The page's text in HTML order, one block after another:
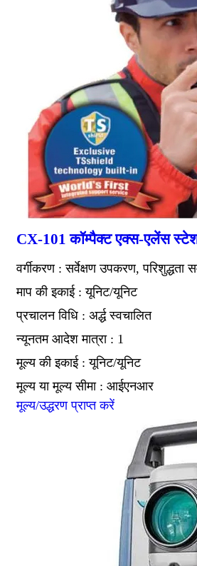
CX-101 कॉम्पैक्ट एक्स-एलेंस
वर्गीकरण : सर्वेक्षण उपकरण,
माप की इकाई : यूनिट/यूनिट
प्रचालन विधि : अर्द्ध स्वचालित
न्यूनतम आदेश मात्रा : 1
मूल्य की इकाई : यूनिट/यूनिट
मूल्य या मूल्य सीमा : आईएनआर
मूल्य/उद्धरण प्राप्त करें